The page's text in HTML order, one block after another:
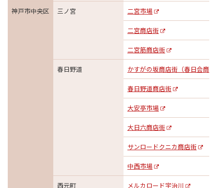
神戸市中央区 三ノ宮 二宮市場
二宮商店街
二宮筋商店街
春日野道 かすがの坂商店街（春日会商
春日野道商店街
大安亭市場
大日六商店街
サンロードクニカ商店街
中西市場
西元町 メルカロード宇治川